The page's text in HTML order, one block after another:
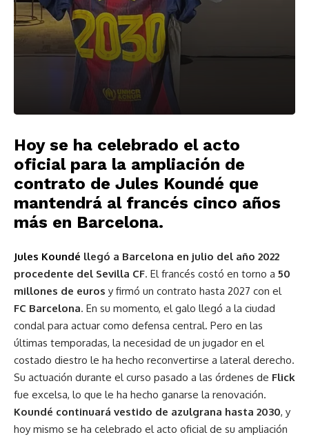
Hoy se ha celebrado el acto
oficial para la ampliación de
contrato de Jules Koundé que
mantendrá al francés cinco años
más en Barcelona.
Jules Koundé llegó a Barcelona en julio del año 2022
procedente del Sevilla CF. El francés costó en torno a 50
millones de euros y firmó un contrato hasta 2027 con el
FC Barcelona. En su momento, el galo llegó a la ciudad
condal para actuar como defensa central. Pero en las
últimas temporadas, la necesidad de un jugador en el
costado diestro le ha hecho reconvertirse a lateral derecho.
Su actuación durante el curso pasado a las órdenes de Flick
fue excelsa, lo que le ha hecho ganarse la renovación.
Koundé continuará vestido de azulgrana hasta 2030, y
hoy mismo se ha celebrado el acto oficial de su ampliación